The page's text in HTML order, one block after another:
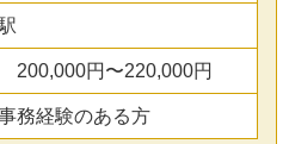
200,000円〜220,000円
務経験のある方